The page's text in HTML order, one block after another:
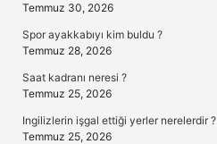
Temmuz 30, 2026
Spor ayakkabıyı kim buldu ?
Temmuz 28, 2026
Saat kadranı neresi ?
Temmuz 25, 2026
Ingilizlerin işgal ettiği yerler nerelerdir ?
Temmuz 25, 2026